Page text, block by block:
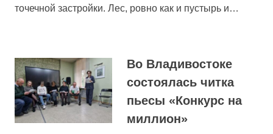
точечной застройки. Лес, ровно как и пустырь и…
Во Владивостоке
состоялась читка
пьесы «Конкурс на
миллион»